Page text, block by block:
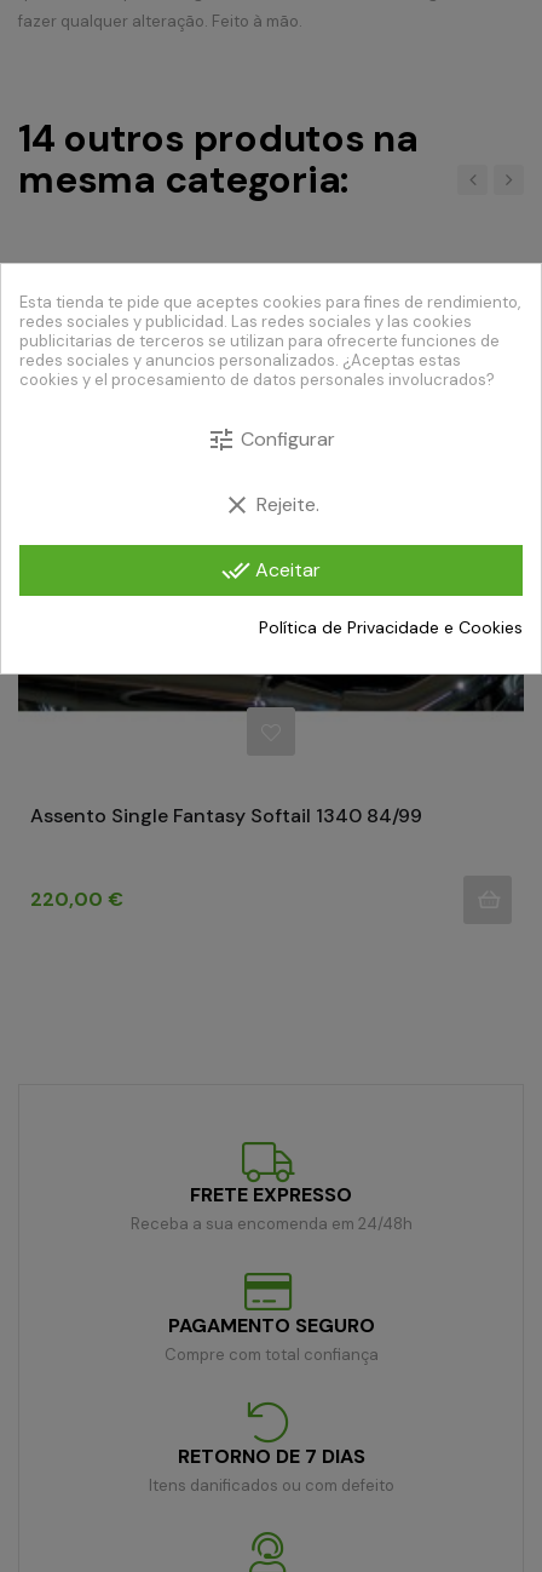
fazer qualquer alteração. Feito à mão.
14 outros produtos na
mesma categoria:
Assento Single Fantasy Softail 1340 84/99
Preço
220,00 €
FRETE EXPRESSO
Receba a sua encomenda em 24/48h
PAGAMENTO SEGURO
Compre com total confiança
RETORNO DE 7 DIAS
Itens danificados ou com defeito
Esta tienda te pide que aceptes cookies para fines de rendimiento,
redes sociales y publicidad. Las redes sociales y las cookies
publicitarias de terceros se utilizan para ofrecerte funciones de
redes sociales y anuncios personalizados. ¿Aceptas estas
cookies y el procesamiento de datos personales involucrados?
tune Configurar
clear Rejeite.
done_allAceitar
Política de Privacidade e Cookies